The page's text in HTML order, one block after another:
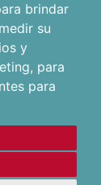
brindar
medir su
y
, para
para